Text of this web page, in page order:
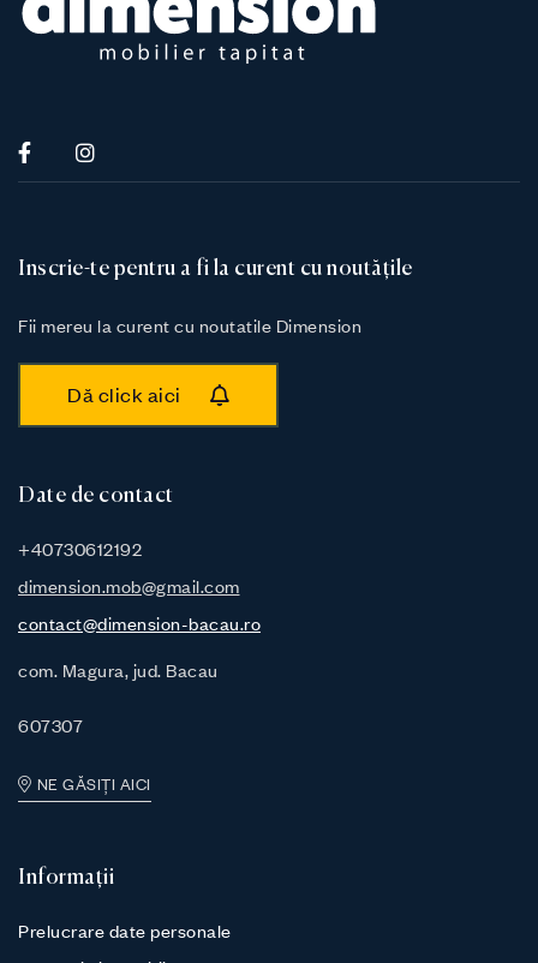
Inscrie-te pentru a fi la curent cu noutățile
Fii mereu la curent cu noutatile Dimension
Dă click aici
Date de contact
+40730612192
dimension.mob@gmail.com
contact@dimension-bacau.ro
com. Magura, jud. Bacau
607307
NE GĂSIȚI AICI
Informații
Prelucrare date personale